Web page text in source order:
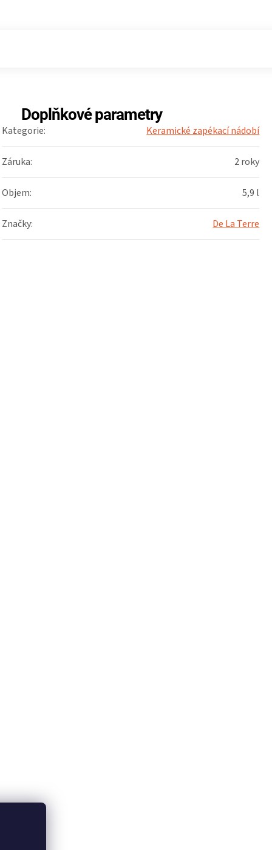
Doplňkové parametry
Kategorie: Keramické zapékací nádobí
Záruka: 2 roky
Objem: 5,9 l
Značky: De La Terre